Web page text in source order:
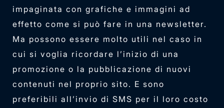
impaginata con grafiche e immagini ad
effetto come si può fare in una newsletter.
Ma possono essere molto utili nel caso in
cui si voglia ricordare l’inizio di una
promozione o la pubblicazione di nuovi
contenuti nel proprio sito. E sono
preferibili all’invio di SMS per il loro costo